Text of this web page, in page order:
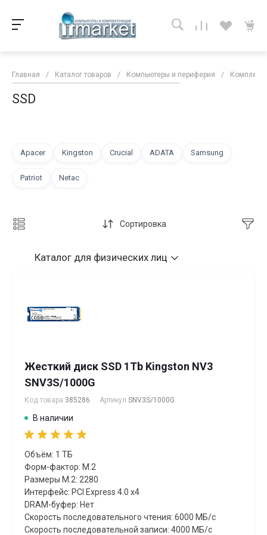
Главная / Каталог товаров / Компьютеры и периферия /
SSD
Apacer Kingston Crucial ADATA Samsung
Patriot Netac
Сортировка
Каталог для физических лиц
Жесткий диск SSD 1Tb Kingston NV3
SNV3S/1000G
Код товара 385286 Артикул SNV3S/1000G
В наличии
Объём: 1 ТБ
Форм-фактор: M.2
Размеры M.2: 2280
Интерфейс: PCI Express 4.0 x4
DRAM-буфер: Нет
Скорость последовательного чтения: 6000 МБ/с
Скорость последовательной записи: 4000 МБ/с